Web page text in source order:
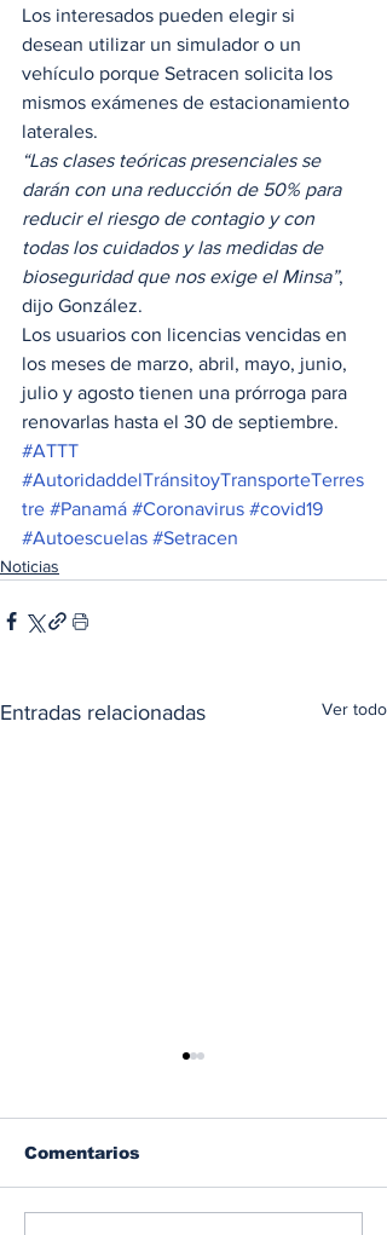
Los interesados pueden elegir si
desean utilizar un simulador o un
vehículo porque Setracen solicita los
mismos exámenes de estacionamiento
laterales.
“Las clases teóricas presenciales se
darán con una reducción de 50% para
reducir el riesgo de contagio y con
todas los cuidados y las medidas de
bioseguridad que nos exige el Minsa”,
dijo González.
Los usuarios con licencias vencidas en
los meses de marzo, abril, mayo, junio,
julio y agosto tienen una prórroga para
renovarlas hasta el 30 de septiembre.
#ATTT
#AutoridaddelTránsitoyTransporteTerres
tre #Panamá #Coronavirus #covid19
#Autoescuelas #Setracen
Noticias
Entradas relacionadas Ver todo
Comentarios